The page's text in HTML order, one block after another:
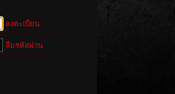
ลงทะเบียน
ลืมรหัสผ่าน